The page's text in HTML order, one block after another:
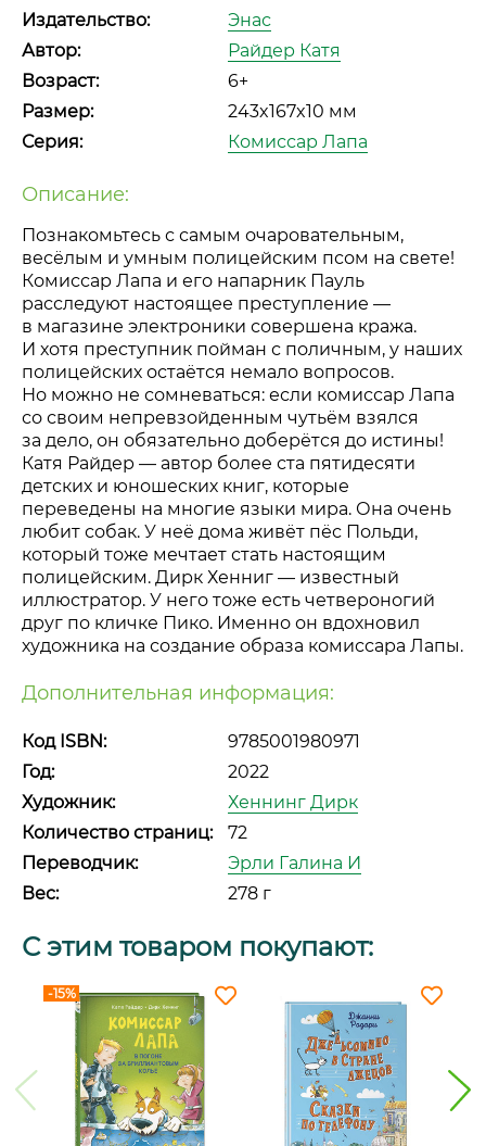
Издательство:
Энас
Автор:
Райдер Катя
Возраст:
6+
Размер:
243x167x10 мм
Серия:
Комиссар Лапа
Описание:
Познакомьтесь с самым очаровательным,
весёлым и умным полицейским псом на свете!
Комиссар Лапа и его напарник Пауль
расследуют настоящее преступление —
в магазине электроники совершена кража.
И хотя преступник пойман с поличным, у наших
полицейских остаётся немало вопросов.
Но можно не сомневаться: если комиссар Лапа
со своим непревзойденным чутьём взялся
за дело, он обязательно доберётся до истины!
Катя Райдер — автор более ста пятидесяти
детских и юношеских книг, которые
переведены на многие языки мира. Она очень
любит собак. У неё дома живёт пёс Польди,
который тоже мечтает стать настоящим
полицейским. Дирк Хенниг — известный
иллюстратор. У него тоже есть четвероногий
друг по кличке Пико. Именно он вдохновил
художника на создание образа комиссара Лапы.
Дополнительная информация:
Код ISBN:
9785001980971
Год:
2022
Художник:
Хеннинг Дирк
Количество страниц:
72
Переводчик:
Эрли Галина И
Вес:
278 г
С этим товаром покупают:
-15%